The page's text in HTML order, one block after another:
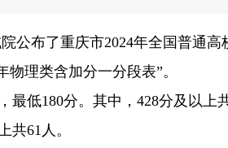
公布了重庆市2024年全国普通高
理类含加分一分段表”。
低180分。其中，428分及以上
共61人。